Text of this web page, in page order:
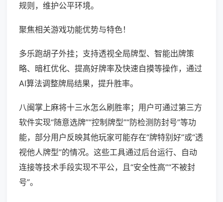
规则，维护公平环境。
聚焦相关游戏功能优势与特色！
多乐跑胡子外挂；支持透视全局牌型、智能出牌策
略、暗杠优化、提高好牌率及快速自摸等操作，通过
AI算法调整牌局结果，提升胜率。
八闽掌上麻将十三水怎么刷胜率；用户可通过第三方
软件实现“随意选牌”“控制牌型”“防检测防封号”等功
能，部分用户反映其他玩家可能存在“牌特别好”或“透
视他人牌型”的情况。这些工具通过后台运行、自动
连接等技术手段实现不平公，且“安全性高”“不被封
号”。